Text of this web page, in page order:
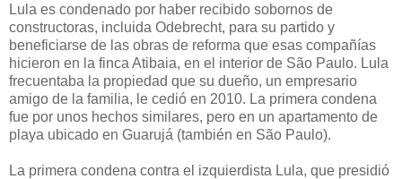
Lula es condenado por haber recibido sobornos de
constructoras, incluida Odebrecht, para su partido y
beneficiarse de las obras de reforma que esas compañías
hicieron en la finca Atibaia, en el interior de São Paulo. Lula
frecuentaba la propiedad que su dueño, un empresario
amigo de la familia, le cedió en 2010. La primera condena
fue por unos hechos similares, pero en un apartamento de
playa ubicado en Guarujá (también en São Paulo).
La primera condena contra el izquierdista Lula, que presidió